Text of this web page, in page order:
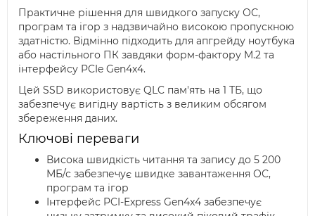
Практичне рішення для швидкого запуску ОС,
програм та ігор з надзвичайно високою пропускною
здатністю. Відмінно підходить для апгрейду ноутбука
або настільного ПК завдяки форм-фактору M.2 та
інтерфейсу PCIe Gen4x4.
Цей SSD використовує QLC пам'ять на 1 ТБ, що
забезпечує вигідну вартість з великим обсягом
збереження даних.
Ключові переваги
Висока швидкість читання та запису до 5 200
МБ/с забезпечує швидке завантаження ОС,
програм та ігор
Інтерфейс PCI-Express Gen4x4 забезпечує